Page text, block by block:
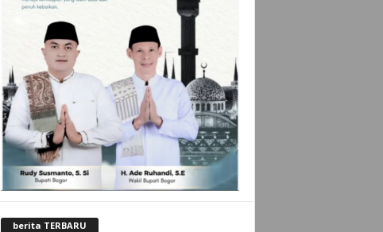
berita TERBARU